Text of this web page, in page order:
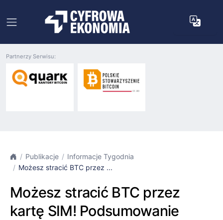
Partnerzy Serwisu:
Publikacje
Informacje Tygodnia
Możesz stracić BTC przez ...
Możesz stracić BTC przez
kartę SIM! Podsumowanie